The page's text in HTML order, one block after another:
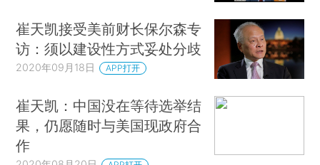
崔天凯接受美前财长保尔森专
访：须以建设性方式妥处分歧
2020年09月18日 APP打开
崔天凯：中国没在等待选举结
果，仍愿随时与美国现政府合
作